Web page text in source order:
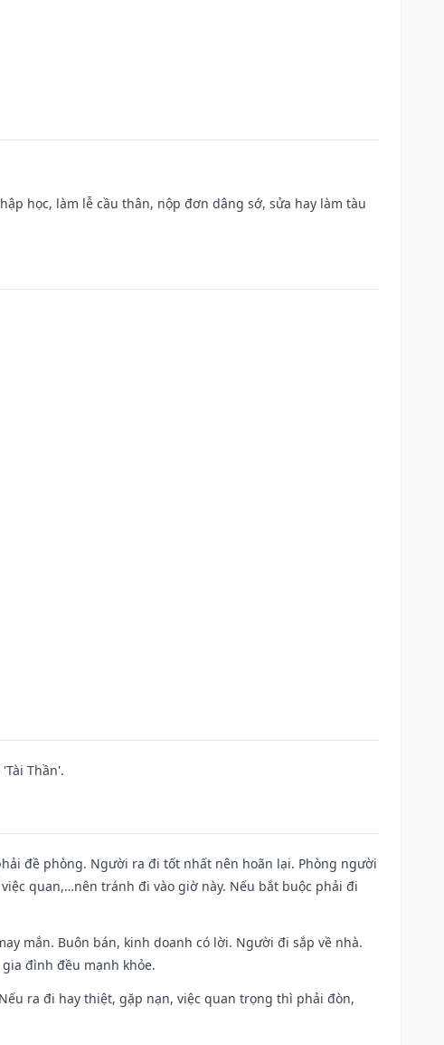
học, làm lễ cầu thân, nộp đơn dâng sớ, sửa hay làm tàu
Thần'.
đề phòng. Người ra đi tốt nhất nên hoãn lại. Phòng người
quan,…nên tránh đi vào giờ này. Nếu bắt buộc phải đi
mắn. Buôn bán, kinh doanh có lời. Người đi sắp về nhà.
đình đều mạnh khỏe.
ra đi hay thiệt, gặp nạn, việc quan trọng thì phải đòn,